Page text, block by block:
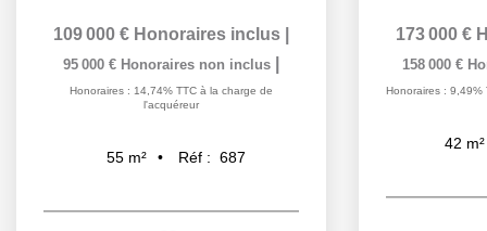
109 000 € Honoraires inclus
95 000 € Honoraires non inclus
Honoraires : 14,74% TTC à la charge de
l'acquéreur
55 m² Réf : 687
173 000 €
158 000 €
Honoraires : 9,49%
42 m²